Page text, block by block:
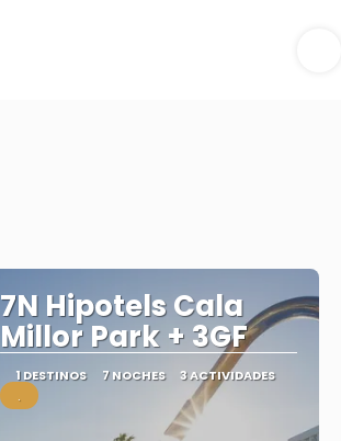
7N Hipotels Cala
Millor Park + 3GF
1 DESTINOS 7 NOCHES 3 ACTIVIDADES
.